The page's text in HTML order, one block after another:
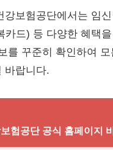
강보험공단에서는 임신
카드) 등 다양한 혜택
를 꾸준히 확인하여 모
바랍니다.
험공단 공식 홈페이지